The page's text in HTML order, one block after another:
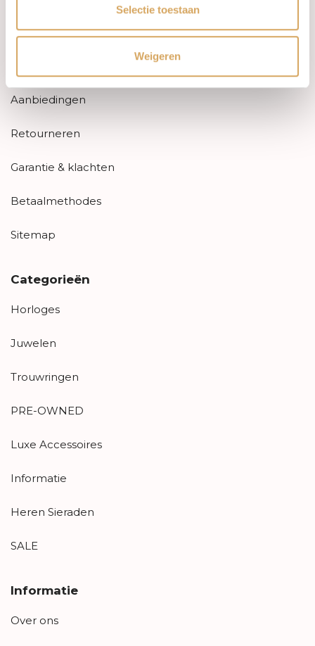
Selectie toestaan
Weigeren
Contact
Aanbiedingen
Retourneren
Garantie & klachten
Betaalmethodes
Sitemap
Categorieën
Horloges
Juwelen
Trouwringen
PRE-OWNED
Luxe Accessoires
Informatie
Heren Sieraden
SALE
Informatie
Over ons